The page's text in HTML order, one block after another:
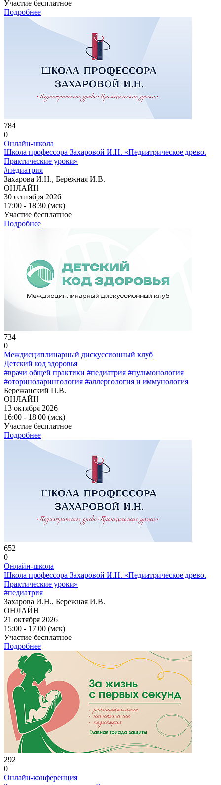
Участие бесплатное
Подробнее
784
0
Онлайн-школа
Школа профессора Захаровой И.Н. «Педиатрическое древо.
Практические уроки»
#педиатрия
Захарова И.Н., Бережная И.В.
ОНЛАЙН
30 сентября 2026
17:00 - 18:30 (мск)
Участие бесплатное
Подробнее
734
0
Междисциплинарный дискуссионный клуб
Детский код здоровья
#врачи общей практики #педиатрия #пульмонология
#оториноларингология #аллергология и иммунология
Бережанский П.В.
ОНЛАЙН
13 октября 2026
16:00 - 18:00 (мск)
Участие бесплатное
Подробнее
652
0
Онлайн-школа
Школа профессора Захаровой И.Н. «Педиатрическое древо.
Практические уроки»
#педиатрия
Захарова И.Н., Бережная И.В.
ОНЛАЙН
21 октября 2026
15:00 - 17:00 (мск)
Участие бесплатное
Подробнее
292
0
Онлайн-конференция